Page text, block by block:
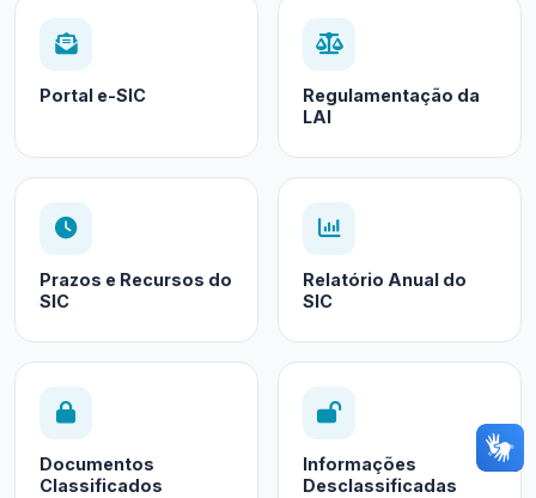
Portal e-SIC
Regulamentação da
LAI
Prazos e Recursos do
SIC
Relatório Anual do
SIC
Documentos
Classificados
Informações
Desclassificadas